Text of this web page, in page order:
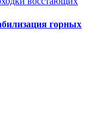
горных